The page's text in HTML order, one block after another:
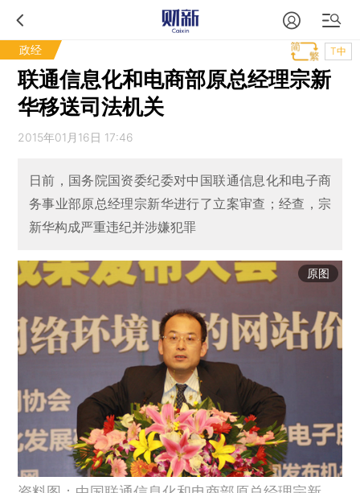
政经 T中
联通信息化和电商部原总经理宗新
华移送司法机关
2015年01月16日 17:46
日前，国务院国资委纪委对中国联通信息化和电子商
务事业部原总经理宗新华进行了立案审查；经查，宗
新华构成严重违纪并涉嫌犯罪
原图